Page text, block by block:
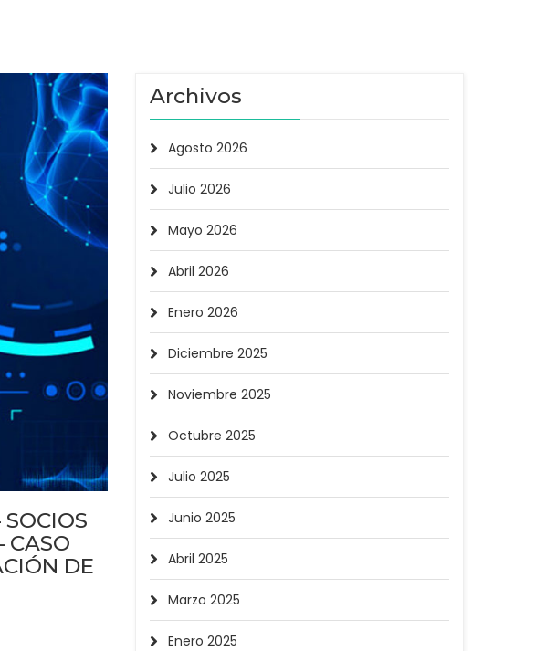
CASO
DE
Archivos
Agosto 2026
Julio 2026
Mayo 2026
Abril 2026
Enero 2026
Diciembre 2025
Noviembre 2025
Octubre 2025
Julio 2025
Junio 2025
Abril 2025
Marzo 2025
Enero 2025